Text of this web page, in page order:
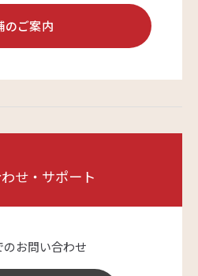
のご案内
せ・サポート
のお問い合わせ